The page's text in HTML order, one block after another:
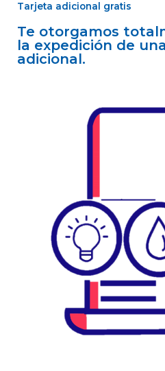
Tarjeta adicional gratis
Te otorgamos
la expedición de
adicional.